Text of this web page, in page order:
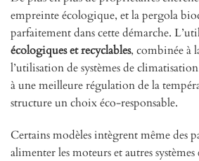
empreinte écologique, et la pergola
parfaitement dans cette démarche.
écologiques et recyclables, combinée à
l’utilisation de systèmes de
à une meilleure régulation de la
structure un choix éco-responsable.
Certains modèles intègrent même des
alimenter les moteurs et autres